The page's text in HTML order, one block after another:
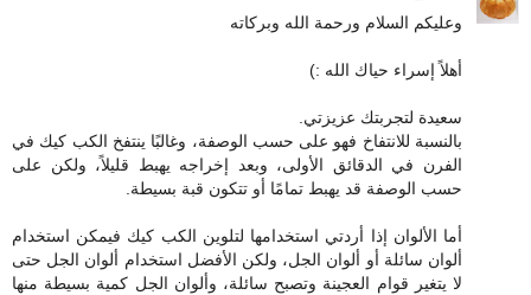
وعليكم السلام ورحمة الله وبركاته
أهلاً إسراء حياك الله :)
سعيدة لتجربتك عزيزتي.
بالنسبة للانتفاخ فهو على حسب الوصفة، وغالبًا ينتفخ الكب كيك في
الفرن في الدقائق الأولى، وبعد إخراجه يهبط قليلاً، ولكن على
حسب الوصفة قد يهبط تمامًا أو تتكون قبة بسيطة.
أما الألوان إذا أردتي استخدامها لتلوين الكب كيك فيمكن استخدام
ألوان سائلة أو ألوان الجل، ولكن الأفضل استخدام ألوان الجل حتى
لا يتغير قوام العجينة وتصبح سائلة، وألوان الجل كمية بسيطة منها